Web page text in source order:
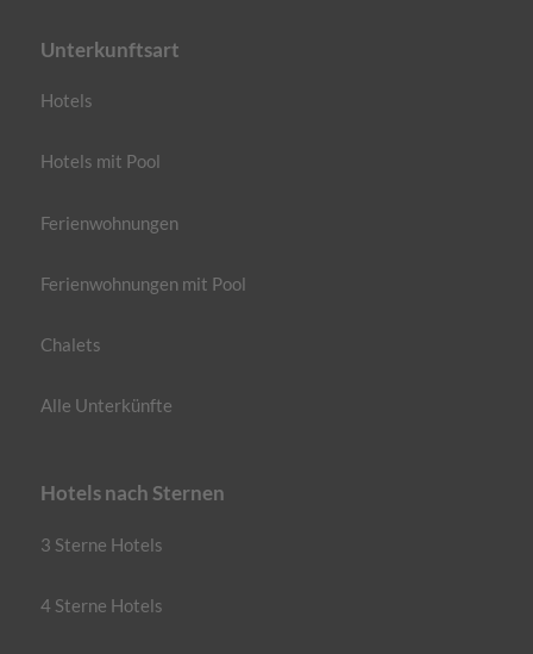
Unterkunftsart
Hotels
Hotels mit Pool
Ferienwohnungen
Ferienwohnungen mit Pool
Chalets
Alle Unterkünfte
Hotels nach Sternen
3 Sterne Hotels
4 Sterne Hotels